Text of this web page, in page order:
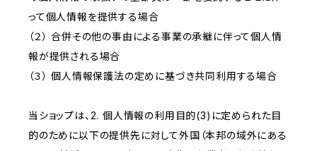
って個人情報を提供する場合
（２） 合併その他の事由による事業の承継に伴って個人情
報が提供される場合
（３） 個人情報保護法の定めに基づき共同利用する場合
当ショップは、2. 個人情報の利用目的(3)に定められた目
的のために以下の提供先に対して外国（本邦の域外にある